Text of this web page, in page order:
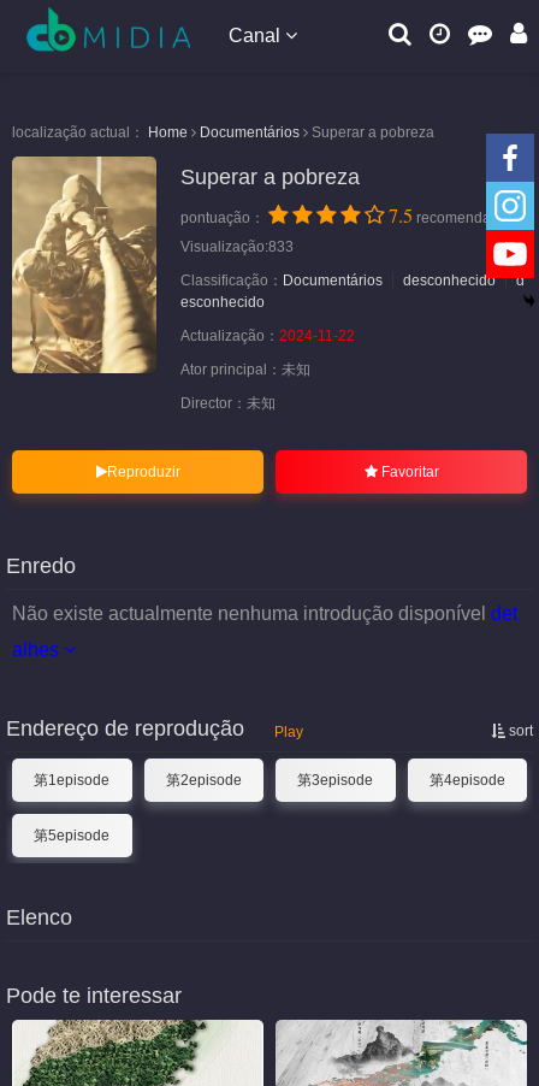
Canal
localização actual： Home Documentários Superar a pobreza
Superar a pobreza
pontuação： 7.5 recomendação
Visualização:833
Classificação： Documentários desconhecido
d
esconhecido
Actualização： 2024-11-22
Ator principal： 未知
Director： 未知
Reproduzir Favoritar
Enredo
Não existe actualmente nenhuma introdução disponível det
alhes
sort
Endereço de reprodução Play
第1episode 第2episode 第3episode 第4episode
第5episode
Elenco
Pode te interessar